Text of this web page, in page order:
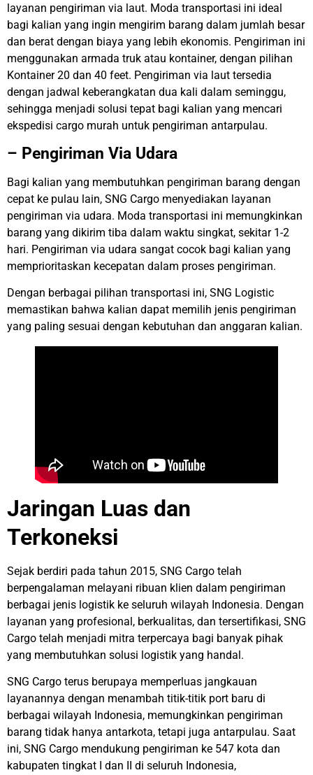
layanan pengiriman via laut. Moda transportasi ini ideal
bagi kalian yang ingin mengirim barang dalam jumlah besar
dan berat dengan biaya yang lebih ekonomis. Pengiriman ini
menggunakan armada truk atau kontainer, dengan pilihan
Kontainer 20 dan 40 feet. Pengiriman via laut tersedia
dengan jadwal keberangkatan dua kali dalam seminggu,
sehingga menjadi solusi tepat bagi kalian yang mencari
ekspedisi cargo murah untuk pengiriman antarpulau.
– Pengiriman Via Udara
Bagi kalian yang membutuhkan pengiriman barang dengan
cepat ke pulau lain, SNG Cargo menyediakan layanan
pengiriman via udara. Moda transportasi ini memungkinkan
barang yang dikirim tiba dalam waktu singkat, sekitar 1-2
hari. Pengiriman via udara sangat cocok bagi kalian yang
memprioritaskan kecepatan dalam proses pengiriman.
Dengan berbagai pilihan transportasi ini, SNG Logistic
memastikan bahwa kalian dapat memilih jenis pengiriman
yang paling sesuai dengan kebutuhan dan anggaran kalian.
Jaringan Luas dan
Terkoneksi
Sejak berdiri pada tahun 2015, SNG Cargo telah
berpengalaman melayani ribuan klien dalam pengiriman
berbagai jenis logistik ke seluruh wilayah Indonesia. Dengan
layanan yang profesional, berkualitas, dan tersertifikasi, SNG
Cargo telah menjadi mitra terpercaya bagi banyak pihak
yang membutuhkan solusi logistik yang handal.
SNG Cargo terus berupaya memperluas jangkauan
layanannya dengan menambah titik-titik port baru di
berbagai wilayah Indonesia, memungkinkan pengiriman
barang tidak hanya antarkota, tetapi juga antarpulau. Saat
ini, SNG Cargo mendukung pengiriman ke 547 kota dan
kabupaten tingkat I dan II di seluruh Indonesia,